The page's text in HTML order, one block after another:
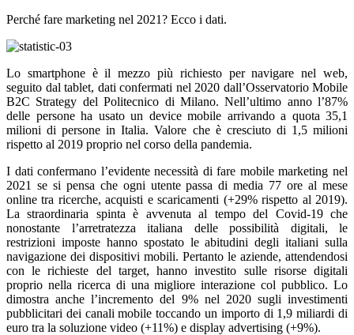
Perché fare marketing nel 2021? Ecco i dati.
Lo smartphone è il mezzo più richiesto per navigare nel web,
seguito dal tablet, dati confermati nel 2020 dall’Osservatorio Mobile
B2C Strategy del Politecnico di Milano. Nell’ultimo anno l’87%
delle persone ha usato un device mobile arrivando a quota 35,1
milioni di persone in Italia. Valore che è cresciuto di 1,5 milioni
rispetto al 2019 proprio nel corso della pandemia.
I dati confermano l’evidente necessità di fare mobile marketing nel
2021 se si pensa che ogni utente passa di media 77 ore al mese
online tra ricerche, acquisti e scaricamenti (+29% rispetto al 2019).
La straordinaria spinta è avvenuta al tempo del Covid-19 che
nonostante l’arretratezza italiana delle possibilità digitali, le
restrizioni imposte hanno spostato le abitudini degli italiani sulla
navigazione dei dispositivi mobili. Pertanto le aziende, attendendosi
con le richieste del target, hanno investito sulle risorse digitali
proprio nella ricerca di una migliore interazione col pubblico. Lo
dimostra anche l’incremento del 9% nel 2020 sugli investimenti
pubblicitari dei canali mobile toccando un importo di 1,9 miliardi di
euro tra la soluzione video (+11%) e display advertising (+9%).